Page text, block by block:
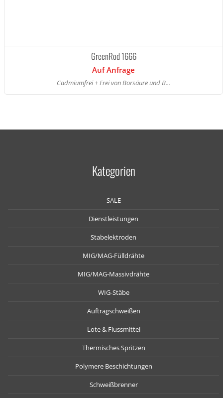
GreenRod 1666
Auf Anfrage
Cadmiumfrei + Frei von Borsäure und B...
Kategorien
SALE
Dienstleistungen
Stabelektroden
MIG/MAG-Fülldrähte
MIG/MAG-Massivdrähte
WIG-Stäbe
Auftragschweißen
Lote & Flussmittel
Thermisches Spritzen
Polymere Beschichtungen
Schweißbrenner